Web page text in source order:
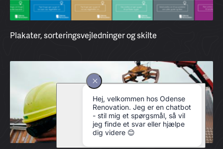
Plakater, sorteringsvejledninger og skilte